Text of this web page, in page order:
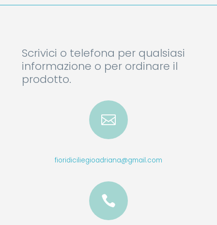
Scrivici o telefona per qualsiasi
informazione o per ordinare il
prodotto.

fioridiciliegioadriana@gmail.com
